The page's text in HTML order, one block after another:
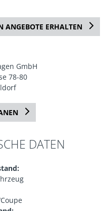
ANGEBOTE ERHALTEN
GmbH
78-80
DATEN